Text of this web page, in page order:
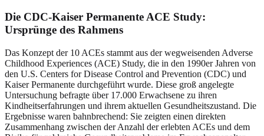
Die CDC-Kaiser Permanente ACE Study:
Ursprünge des Rahmens
Das Konzept der 10 ACEs stammt aus der wegweisenden Adverse
Childhood Experiences (ACE) Study, die in den 1990er Jahren von
den U.S. Centers for Disease Control and Prevention (CDC) und
Kaiser Permanente durchgeführt wurde. Diese groß angelegte
Untersuchung befragte über 17.000 Erwachsene zu ihren
Kindheitserfahrungen und ihrem aktuellen Gesundheitszustand. Die
Ergebnisse waren bahnbrechend: Sie zeigten einen direkten
Zusammenhang zwischen der Anzahl der erlebten ACEs und dem